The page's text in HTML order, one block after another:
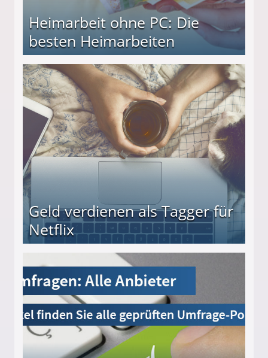
Heimarbeit ohne PC: Die
besten Heimarbeiten
Geld verdienen als Tagger für
Netflix